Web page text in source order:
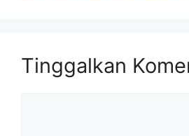
Tinggalkan